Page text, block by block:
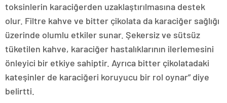
toksinlerin karaciğerden uzaklaştırılmasına destek
olur. Filtre kahve ve bitter çikolata da karaciğer sağlığı
üzerinde olumlu etkiler sunar. Şekersiz ve sütsüz
tüketilen kahve, karaciğer hastalıklarının ilerlemesini
önleyici bir etkiye sahiptir. Ayrıca bitter çikolatadaki
kateşinler de karaciğeri koruyucu bir rol oynar” diye
belirtti.